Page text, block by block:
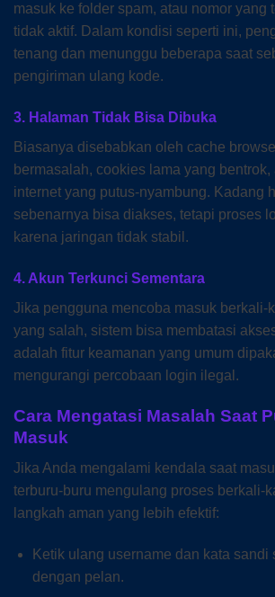
masuk ke folder spam, atau nomor yang
tidak aktif. Dalam kondisi seperti ini,
tenang dan menunggu beberapa saat
pengiriman ulang kode.
3. Halaman Tidak Bisa Dibuka
Biasanya disebabkan oleh cache
bermasalah, cookies lama yang bentrok,
internet yang putus-nyambung. Kadang
sebenarnya bisa diakses, tetapi proses
karena jaringan tidak stabil.
4. Akun Terkunci Sementara
Jika pengguna mencoba masuk berkali-
yang salah, sistem bisa membatasi
adalah fitur keamanan yang umum
mengurangi percobaan login ilegal.
Cara Mengatasi Masalah Saat
Masuk
Jika Anda mengalami kendala saat
terburu-buru mengulang proses berkali-
langkah aman yang lebih efektif:
Ketik ulang username dan kata sandi
dengan pelan.